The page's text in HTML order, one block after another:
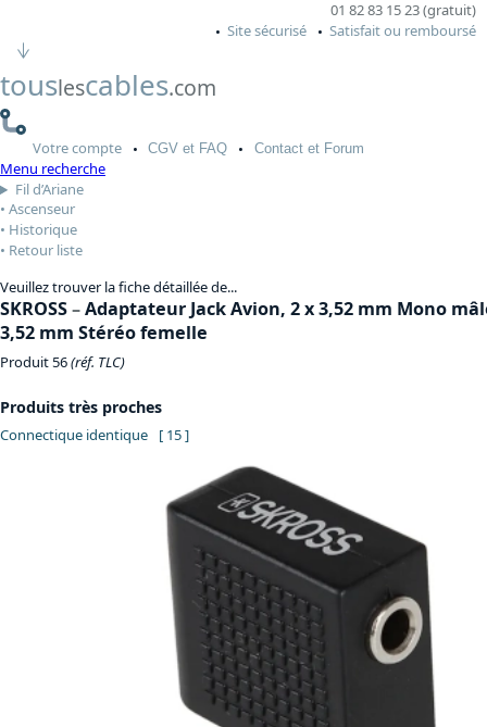
01 82 83 15 23 (gratuit)
Site sécurisé
Satisfait ou remboursé
touslescables.com
Votrecompte CGV et FAQ Contactet Forum
Menu recherche
Fil d’Ariane
Ascenseur
Historique
Retour liste
Veuillez trouver la fiche détaillée de...
SKROSS–Adaptateur Jack Avion, 2 x 3,52 mm Mono
3,52 mm Stéréo femelle
Produit 56(réf. TLC)
Produits très proches
Connectique identique [ 15 ]